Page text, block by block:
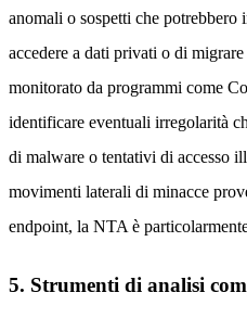
anomali o sospetti che potrebbero
accedere a dati privati o di
monitorato da programmi come
identificare eventuali irregolarità
di malware o tentativi di accesso
movimenti laterali di minacce
endpoint, la NTA è
5. Strumenti di analisi